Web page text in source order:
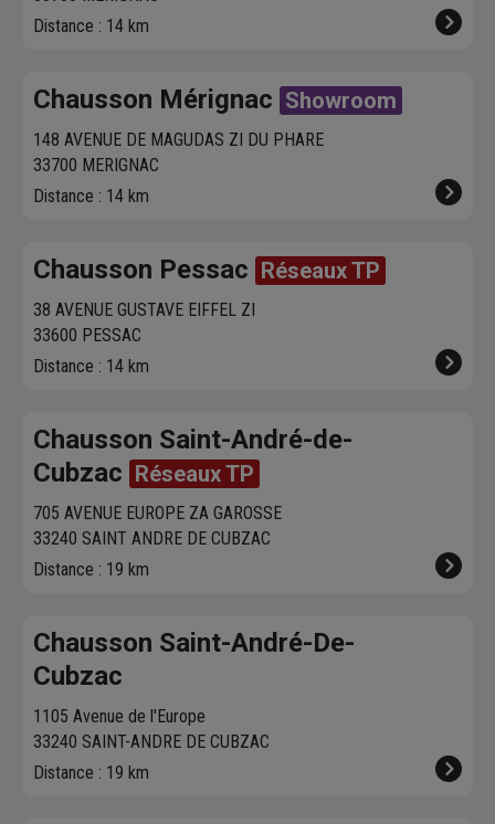
Distance : 14 km
Chausson Mérignac Showroom
148 AVENUE DE MAGUDAS ZI DU PHARE
33700 MERIGNAC
Distance : 14 km
Chausson Pessac Réseaux TP
38 AVENUE GUSTAVE EIFFEL ZI
33600 PESSAC
Distance : 14 km
Chausson Saint-André-de-
Cubzac Réseaux TP
705 AVENUE EUROPE ZA GAROSSE
33240 SAINT ANDRE DE CUBZAC
Distance : 19 km
Chausson Saint-André-De-
Cubzac
1105 Avenue de l'Europe
33240 SAINT-ANDRE DE CUBZAC
Distance : 19 km